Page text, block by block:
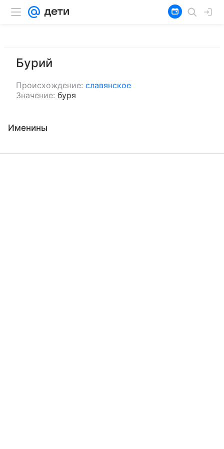
Бурий
Происхождение: славянское
Значение: буря
Именины